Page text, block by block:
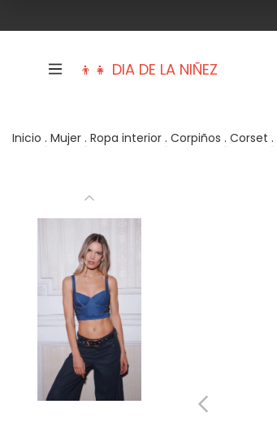
👦👧 DIA DE LA NIÑEZ
Hombre
Inicio . Mujer . Ropa interior . Corpiños . Corset .